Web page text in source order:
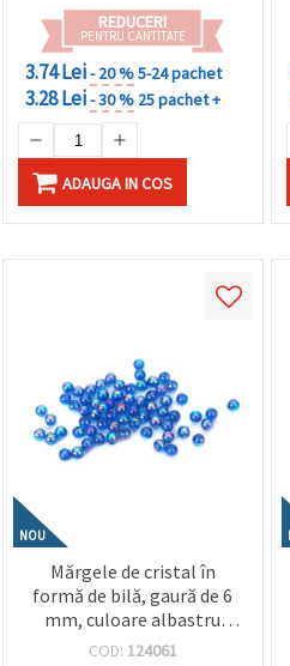
REDUCERI
PENTRU CANTITATE
3.74 Lei- 20 %5-24 pachet
3.28 Lei- 30 % 25 pachet +
ADAUGA IN COS
NOU
Mărgele de cristal în
formă de bilă, gaură de 6
mm, culoare albastru
închis curcubeu - 20
COD: 124061